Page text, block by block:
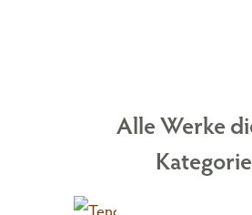
Alle Werke
Kategorie